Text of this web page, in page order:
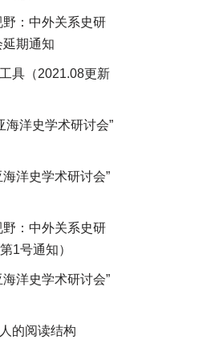
野：中外关系史研
延期通知
具（2021.08更新
海洋史学术研讨会”
洋史学术研讨会”
野：中外关系史研
1号通知）
洋史学术研讨会”
的阅读结构